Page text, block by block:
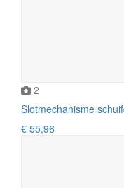
2
Slotmechanisme
€ 55,96